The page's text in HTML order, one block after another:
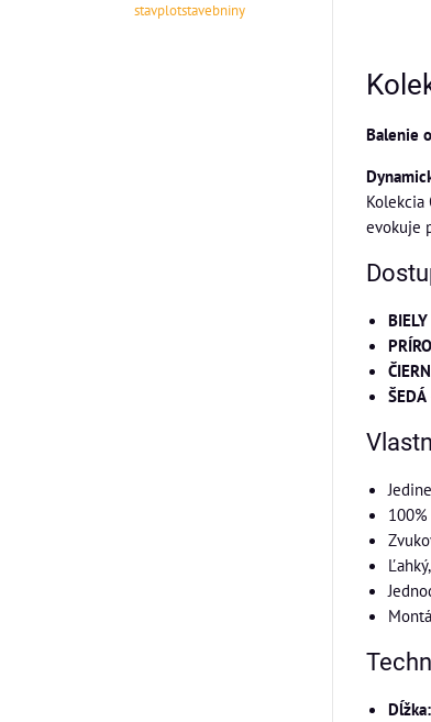
Balenie
evokuje
ŠEDÁ
Dĺžka:
stavplotstavebniny